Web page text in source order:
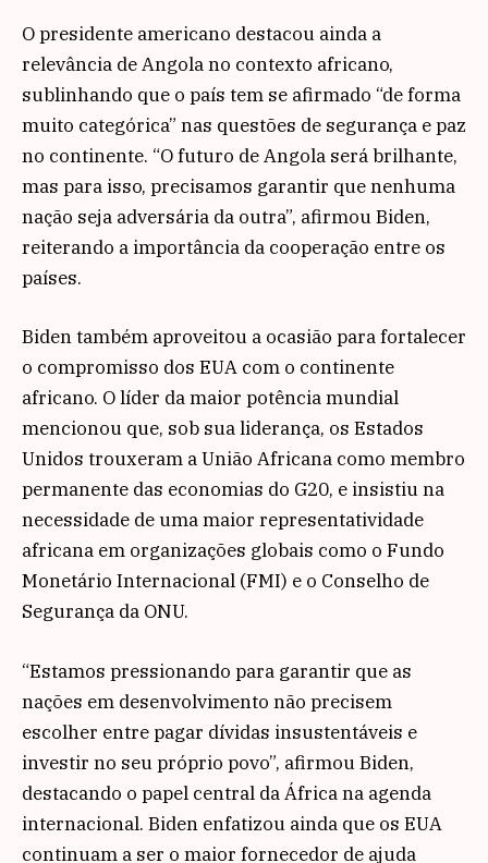
O presidente americano destacou ainda a
relevância de Angola no contexto africano,
sublinhando que o país tem se afirmado “de forma
muito categórica” nas questões de segurança e paz
no continente. “O futuro de Angola será brilhante,
mas para isso, precisamos garantir que nenhuma
nação seja adversária da outra”, afirmou Biden,
reiterando a importância da cooperação entre os
países.
Biden também aproveitou a ocasião para fortalecer
o compromisso dos EUA com o continente
africano. O líder da maior potência mundial
mencionou que, sob sua liderança, os Estados
Unidos trouxeram a União Africana como membro
permanente das economias do G20, e insistiu na
necessidade de uma maior representatividade
africana em organizações globais como o Fundo
Monetário Internacional (FMI) e o Conselho de
Segurança da ONU.
“Estamos pressionando para garantir que as
nações em desenvolvimento não precisem
escolher entre pagar dívidas insustentáveis e
investir no seu próprio povo”, afirmou Biden,
destacando o papel central da África na agenda
internacional. Biden enfatizou ainda que os EUA
continuam a ser o maior fornecedor de ajuda